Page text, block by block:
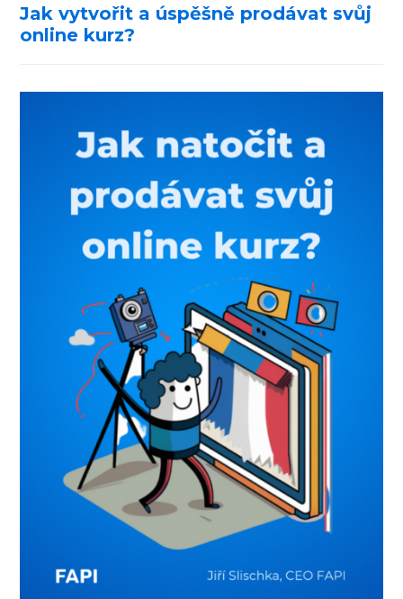
Jak vytvořit a úspěšně prodávat svůj
online kurz?